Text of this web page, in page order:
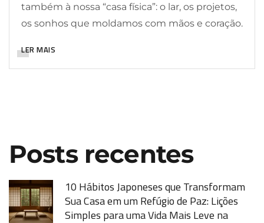
também à nossa “casa física”: o lar, os projetos,
os sonhos que moldamos com mãos e coração.
LER MAIS
Posts recentes
10 Hábitos Japoneses que Transformam
Sua Casa em um Refúgio de Paz: Lições
Simples para uma Vida Mais Leve na